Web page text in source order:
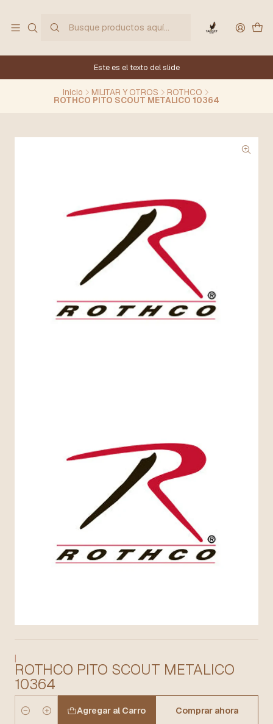
Este es el texto del slide
Inicio MILITAR Y OTROS ROTHCO
ROTHCO PITO SCOUT METALICO 10364
|
ROTHCO PITO SCOUT METALICO
10364
Cantidad
Agregar al Carro Comprar ahora